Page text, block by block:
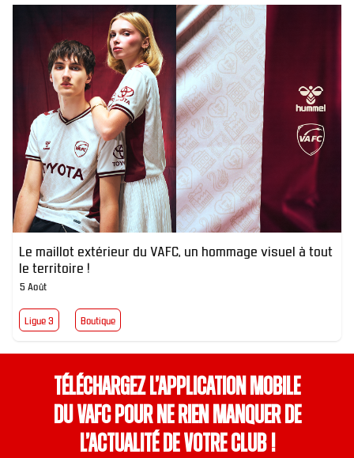
Le maillot extérieur du VAFC, un hommage visuel à tout
le territoire !
5 Août
Ligue 3 Boutique
Téléchargez l’application mobile
du VAFC pour ne rien manquer de
l’actualité de votre club !